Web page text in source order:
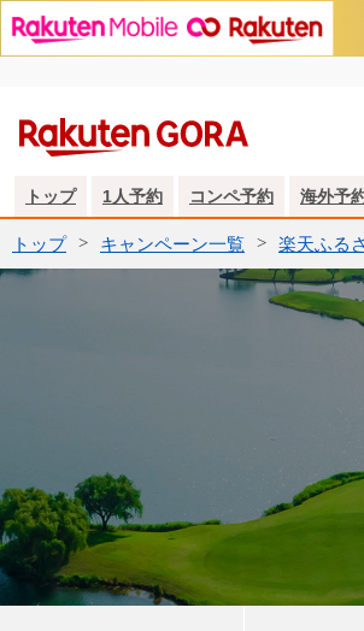
トップ 1人予約 コンペ予約 海外予
トップ キャンペーン一覧 楽天ふる